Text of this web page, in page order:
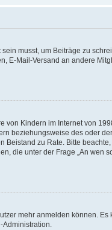
musst, um Beiträge zu
E-Mail-Versand an andere
von Kindern im Internet von
beziehungsweise des oder
zu Rate. Bitte
die unter der Frage „An wen
mehr anmelden können.
Administration.